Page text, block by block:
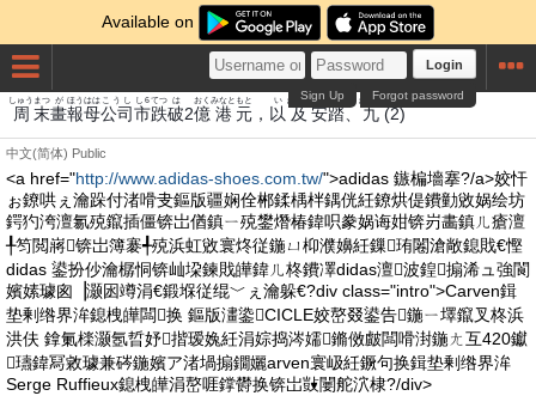
Available on
Login
Forgot password
Sign Up
周
しゅう
末
まつ
畫
が
報
ほう
母
はは
公司
こうし
市
し6
跌
てつ
破
は
2億
おく
港
みなと
元
もと
， 以
い
及
きゅう
安
あん
踏
とう
、九
きゅう
(2)
中文(简体) Public
<a href="http://www.adidas-shoes.com.tw/">adidas 鏃楄墻搴?/a>姣忓
ぉ鐐哄ぇ瀹跺付渚嗗叏鏂版疆娴佺郴鍒楀柈鍝侊紝鐐烘偍鐨勭敓娲绘坊
鍔犳洿澶氱殑鑹插僵锛岀偤鎮ㄧ殑鐢熸椿鍏呮豢娲诲姏锛岃畵鎮ㄦ瘡澶
╀笉閲嶈锛岀簿褰╃殑浜虹敓寰炵従鍦ㄩ枊濮嬶紝鏁珛闂滄敞鎴戝€慳
didas 鍙扮仯瀹樼恫锛屾垜鍊戝皣鍏ㄦ柊鐨凙didas澶波鍠搧浠ュ強閬
嬪嫊璩囪▕灏囦竴涓€鍛堢従绲﹀ぇ瀹躲€?div class="intro">Carven鍓
垫剰绺界洠鎴栧皣闆换 鏂版澅鍌CICLE姣嶅叕鍙告鍦ㄧ墿鑹叉柊浜
洪伕 鎿氭檪灏氬晢妤揩瑷婏紝涓婃捣涔嬬鏅傚皻闆嗗湗鍦ㄤ互420钀
瓙鍏冩敹璩兼硶鍦嬪ア渚堝搧鐗孋arven寰岋紝鐝句换鍓垫剰绺界洠
Serge Ruffieux鎴栧皣涓嶅啀鐣欎换锛岀敱闄舵泬棣?/div>